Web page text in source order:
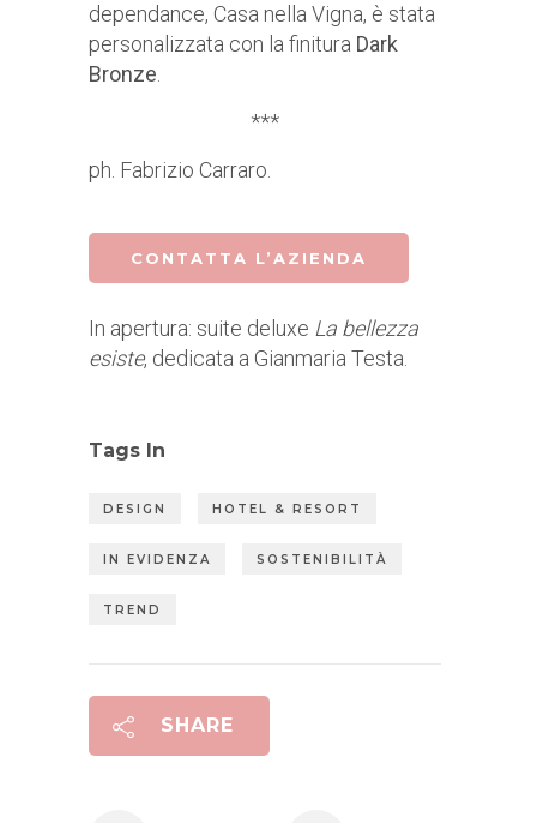
dependance, Casa nella Vigna, è stata
personalizzata con la finitura Dark
Bronze.
***
ph. Fabrizio Carraro.
CONTATTA L’AZIENDA
In apertura: suite deluxe La bellezza
esiste, dedicata a Gianmaria Testa.
Tags In
DESIGN HOTEL & RESORT
IN EVIDENZA SOSTENIBILITÀ
TREND
SHARE